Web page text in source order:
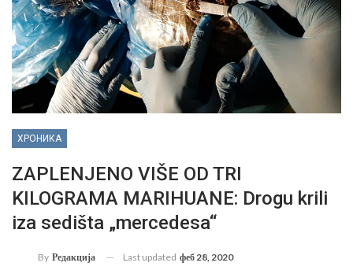
ХРОНИКА
ZAPLENJENO VIŠE OD TRI
KILOGRAMA MARIHUANE: Drogu krili
iza sedišta „mercedesa“
By Редакција Last updated феб 28, 2020